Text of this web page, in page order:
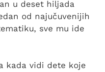
u deset hiljada
od najučuvenijih
sve mu ide
kada vidi dete koje